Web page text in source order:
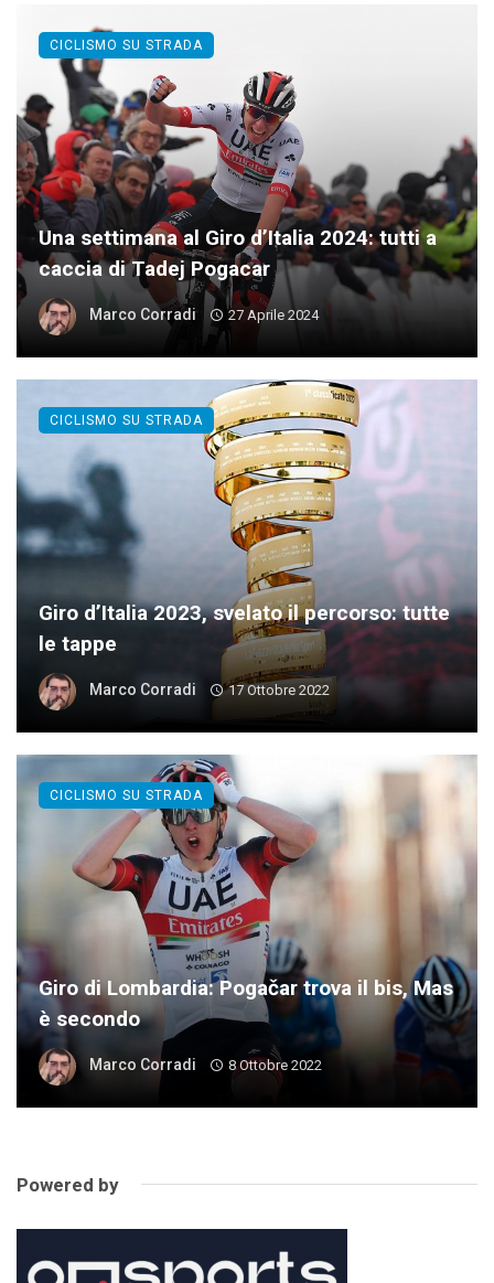
Una settimana al Giro d’Italia 2024: tutti a
caccia di Tadej Pogacar
Marco Corradi 27 Aprile 2024
CICLISMO SU STRADA
Giro d’Italia 2023, svelato il percorso: tutte
le tappe
Marco Corradi 17 Ottobre 2022
CICLISMO SU STRADA
Giro di Lombardia: Pogačar trova il bis, Mas
è secondo
Marco Corradi 8 Ottobre 2022
CICLISMO SU STRADA
Powered by